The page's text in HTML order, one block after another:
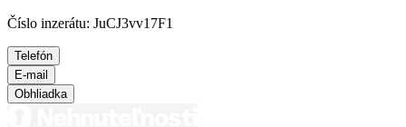
Číslo inzerátu: JuCJ3vv17F1
Telefón
E-mail
Obhliadka